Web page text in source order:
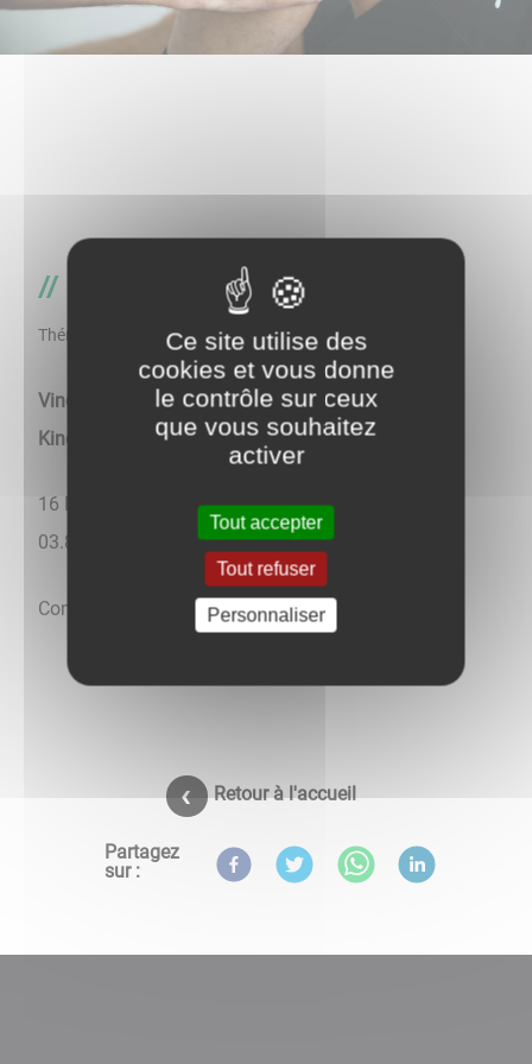
Masseurs-kinésithérapeutes
Thématique
Vincent SAVIO, Laurence CARPENTIER -
Kinésithérapeutes
16 Place du Colonel Georges Bonnerue - Tél.
03.86.47.06.79
Consultations sur rendez-vous.
Retour à l'accueil
Partagez
sur :
Ce site utilise des
cookies et vous donne
le contrôle sur ceux
que vous souhaitez
activer
Tout accepter
Tout refuser
Personnaliser